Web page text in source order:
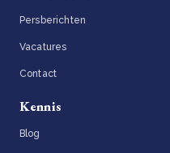
Persberichten
Vacatures
Contact
Kennis
Blog